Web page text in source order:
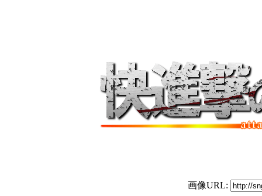
画像URL: